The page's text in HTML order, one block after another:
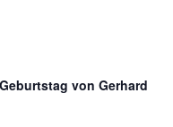
von Gerhard